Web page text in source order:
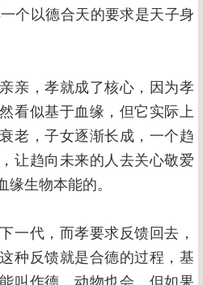
个以德合天的要求是天子身
亲，孝就成了核心，因为孝
看似基于血缘，但它实际上
老，子女逐渐长成，一个趋
让趋向未来的人去关心敬爱
缘生物本能的。
一代，而孝要求反馈回去，
种反馈就是合德的过程，基